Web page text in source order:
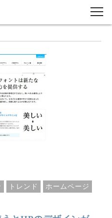
トレンド
ホームページ